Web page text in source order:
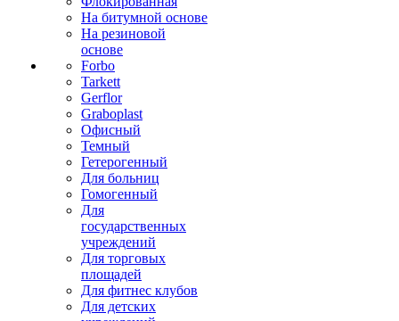
На битумной основе
На резиновой
основе
Forbo
Tarkett
Gerflor
Graboplast
Офисный
Темный
Гетерогенный
Для больниц
Гомогенный
Для
государственных
учреждений
Для торговых
площадей
Для фитнес клубов
Для детских